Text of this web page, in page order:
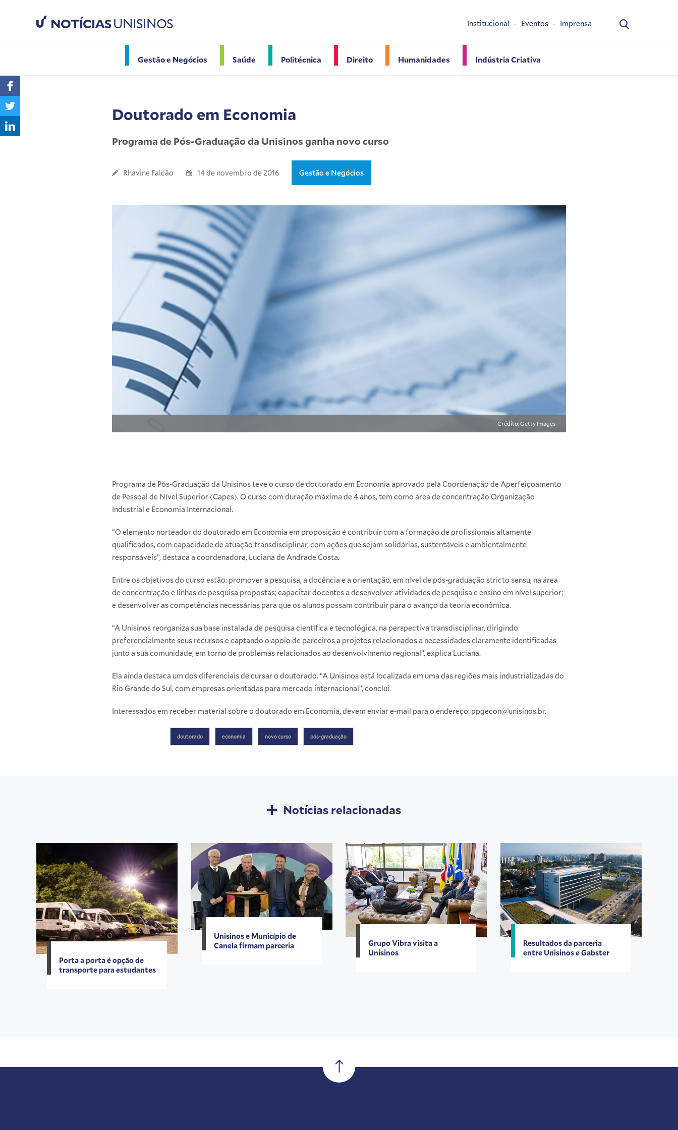
NOTÍCIASUNISINOS
Gestão e Negócios Saúde Politécnica Direito Humanidades Indústria Criativa
Institucional Eventos Imprensa
Doutorado em Economia
Programa de Pós-Graduação da Unisinos ganha novo curso
Rhavine Falcão 14 de novembro de 2016 Gestão e Negócios
Crédito: Getty Images
Programa de Pós-Graduação da Unisinos teve o curso de doutorado em Economia aprovado pela Coordenação de Aperfeiçoamento
de Pessoal de Nível Superior (Capes). O curso com duração máxima de 4 anos, tem como área de concentração Organização
Industrial e Economia Internacional.
“O elemento norteador do doutorado em Economia em proposição é contribuir com a formação de profissionais altamente
qualificados, com capacidade de atuação transdisciplinar, com ações que sejam solidárias, sustentáveis e ambientalmente
responsáveis”, destaca a coordenadora, Luciana de Andrade Costa.
Entre os objetivos do curso estão: promover a pesquisa, a docência e a orientação, em nível de pós-graduação stricto sensu, na área
de concentração e linhas de pesquisa propostas; capacitar docentes a desenvolver atividades de pesquisa e ensino em nível superior;
e desenvolver as competências necessárias para que os alunos possam contribuir para o avanço da teoria econômica.
“A Unisinos reorganiza sua base instalada de pesquisa científica e tecnológica, na perspectiva transdisciplinar, dirigindo
preferencialmente seus recursos e captando o apoio de parceiros a projetos relacionados a necessidades claramente identificadas
junto a sua comunidade, em torno de problemas relacionados ao desenvolvimento regional”, explica Luciana.
Ela ainda destaca um dos diferenciais de cursar o doutorado. “A Unisinos está localizada em uma das regiões mais industrializadas do
Rio Grande do Sul, com empresas orientadas para mercado internacional”, conclui.
Interessados em receber material sobre o doutorado em Economia, devem enviar e-mail para o endereço: ppgecon@unisinos.br.
doutorado economia novo curso pós-graduação
Notícias relacionadas
Porta a porta é opção de
transporte para estudantes
Unisinos e Município de
Canela firmam parceria
Grupo Vibra visita a
Unisinos
Resultados da parceria
entre Unisinos e Gabster